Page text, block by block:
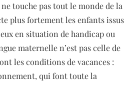
ne touche pas tout le monde de la
plus fortement les enfants issus
en situation de handicap ou
maternelle n’est pas celle de
les conditions de vacances :
qui font toute la